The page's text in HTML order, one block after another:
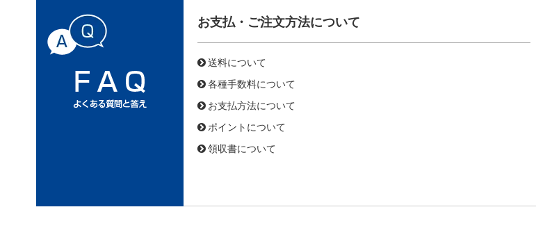
お支払・ご注文方法について
送料について
各種手数料について
お支払方法について
ポイントについて
領収書について